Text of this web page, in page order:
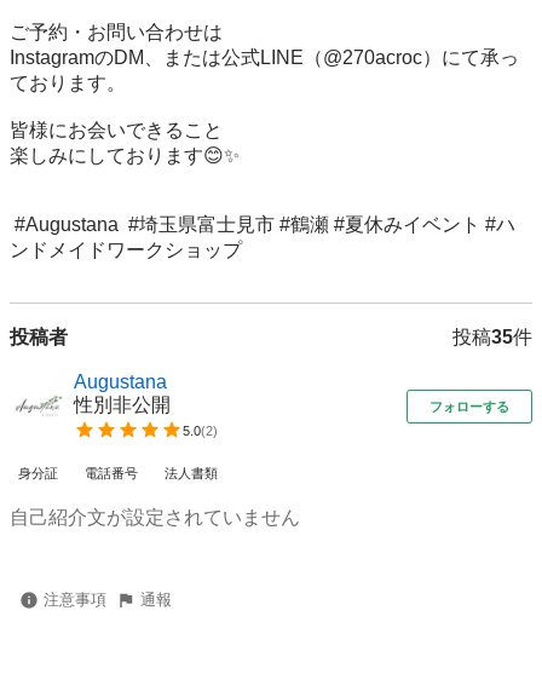
ご予約・お問い合わせは
InstagramのDM、または公式LINE（@270acroc）にて承っ
ております。
皆様にお会いできること
楽しみにしております😊✨
ンドメイドワークショップ
投稿者 投稿35件
Augustana
性別非公開
5.0(2)
フォローする
身分証 電話番号 法人書類
自己紹介文が設定されていません
注意事項 通報